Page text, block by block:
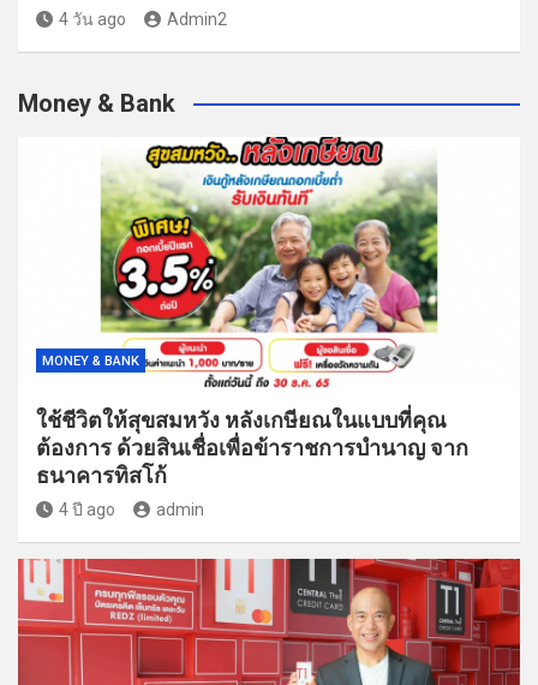
4 วัน ago Admin2
Money & Bank
MONEY & BANK
ใช้ชีวิตให้สุขสมหวัง หลังเกษียณในแบบที่คุณ
ต้องการ ด้วยสินเชื่อเพื่อข้าราชการบำนาญ จาก
ธนาคารทิสโก้
4 ปี ago admin